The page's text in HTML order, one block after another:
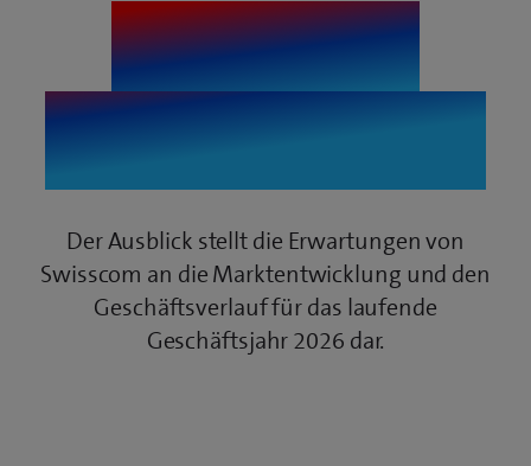
Swisscom
Ausblick 2026
Der Ausblick stellt die Erwartungen von
Swisscom an die Marktentwicklung und den
Geschäftsverlauf für das laufende
Geschäftsjahr 2026 dar.